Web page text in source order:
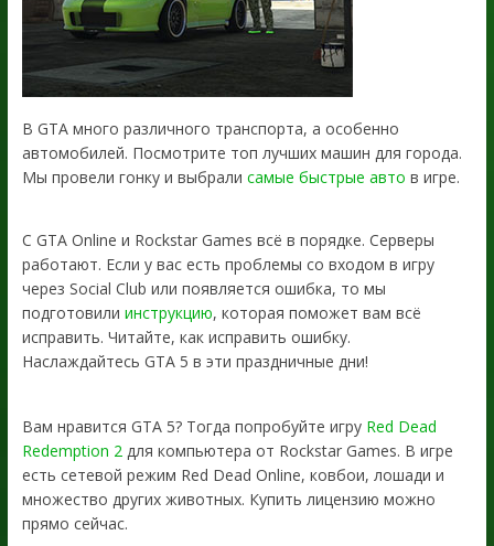
В GTA много различного транспорта, а особенно
автомобилей. Посмотрите топ лучших машин для города.
Мы провели гонку и выбрали самые быстрые авто в игре.
С GTA Online и Rockstar Games всё в порядке. Серверы
работают. Если у вас есть проблемы со входом в игру
через Social Club или появляется ошибка, то мы
подготовили инструкцию, которая поможет вам всё
исправить. Читайте, как исправить ошибку.
Наслаждайтесь GTA 5 в эти праздничные дни!
Вам нравится GTA 5? Тогда попробуйте игру Red Dead
Redemption 2для компьютера от Rockstar Games. В игре
есть сетевой режим Red Dead Online, ковбои, лошади и
множество других животных. Купить лицензию можно
прямо сейчас.